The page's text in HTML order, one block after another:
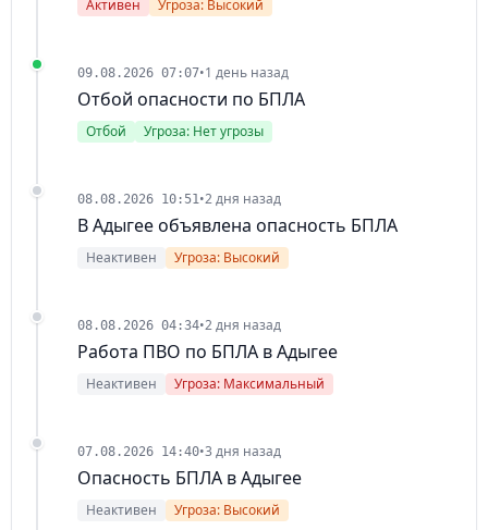
Активен Угроза: Высокий
09.08.2026 07:07•1 день назад
Отбой опасности по БПЛА
Отбой Угроза: Нет угрозы
08.08.2026 10:51•2 дня назад
В Адыгее объявлена опасность БПЛА
Неактивен Угроза: Высокий
08.08.2026 04:34•2 дня назад
Работа ПВО по БПЛА в Адыгее
Неактивен Угроза: Максимальный
07.08.2026 14:40•3 дня назад
Опасность БПЛА в Адыгее
Неактивен Угроза: Высокий